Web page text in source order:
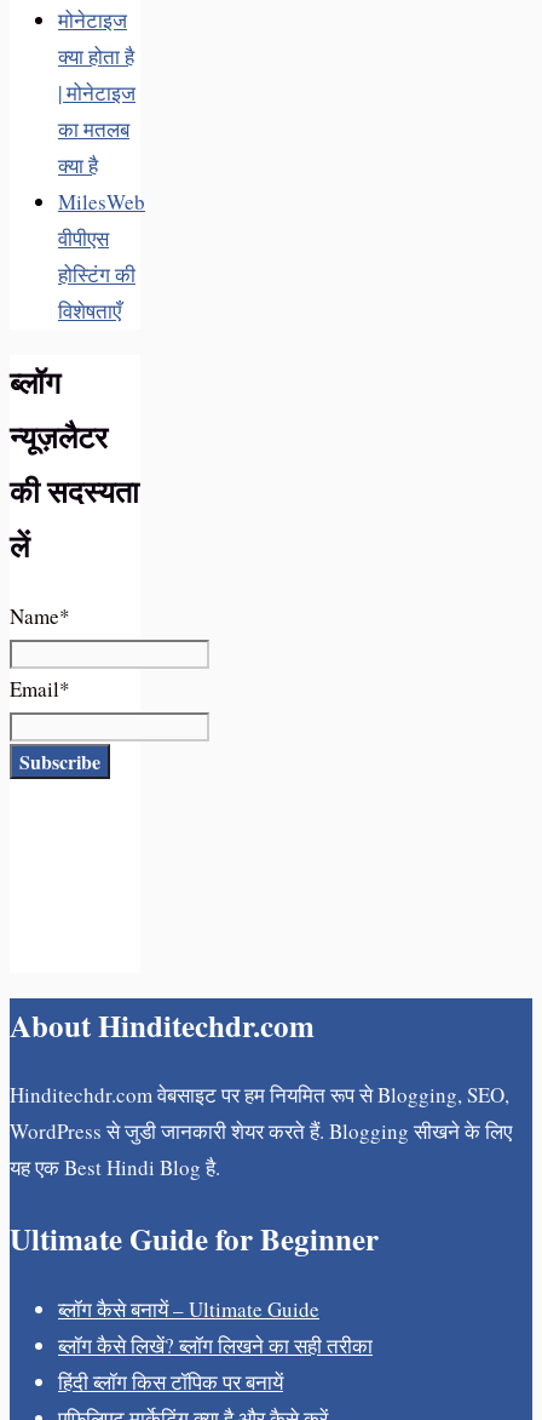
मोनेटाइज
क्या होता है
| मोनेटाइज
का मतलब
क्या है
MilesWeb
वीपीएस
होस्टिंग की
विशेषताएँ
ब्लॉग
न्यूज़लैटर
की सदस्यता
लें
Name*
Email*
About Hinditechdr.com
Hinditechdr.com वेबसाइट पर हम नियमित रूप से Blogging, SEO,
WordPress से जुडी जानकारी शेयर करते हैं. Blogging सीखने के लिए
यह एक Best Hindi Blog है.
Ultimate Guide for Beginner
ब्लॉग कैसे बनायें – Ultimate Guide
ब्लॉग कैसे लिखें? ब्लॉग लिखने का सही तरीका
हिंदी ब्लॉग किस टॉपिक पर बनायें